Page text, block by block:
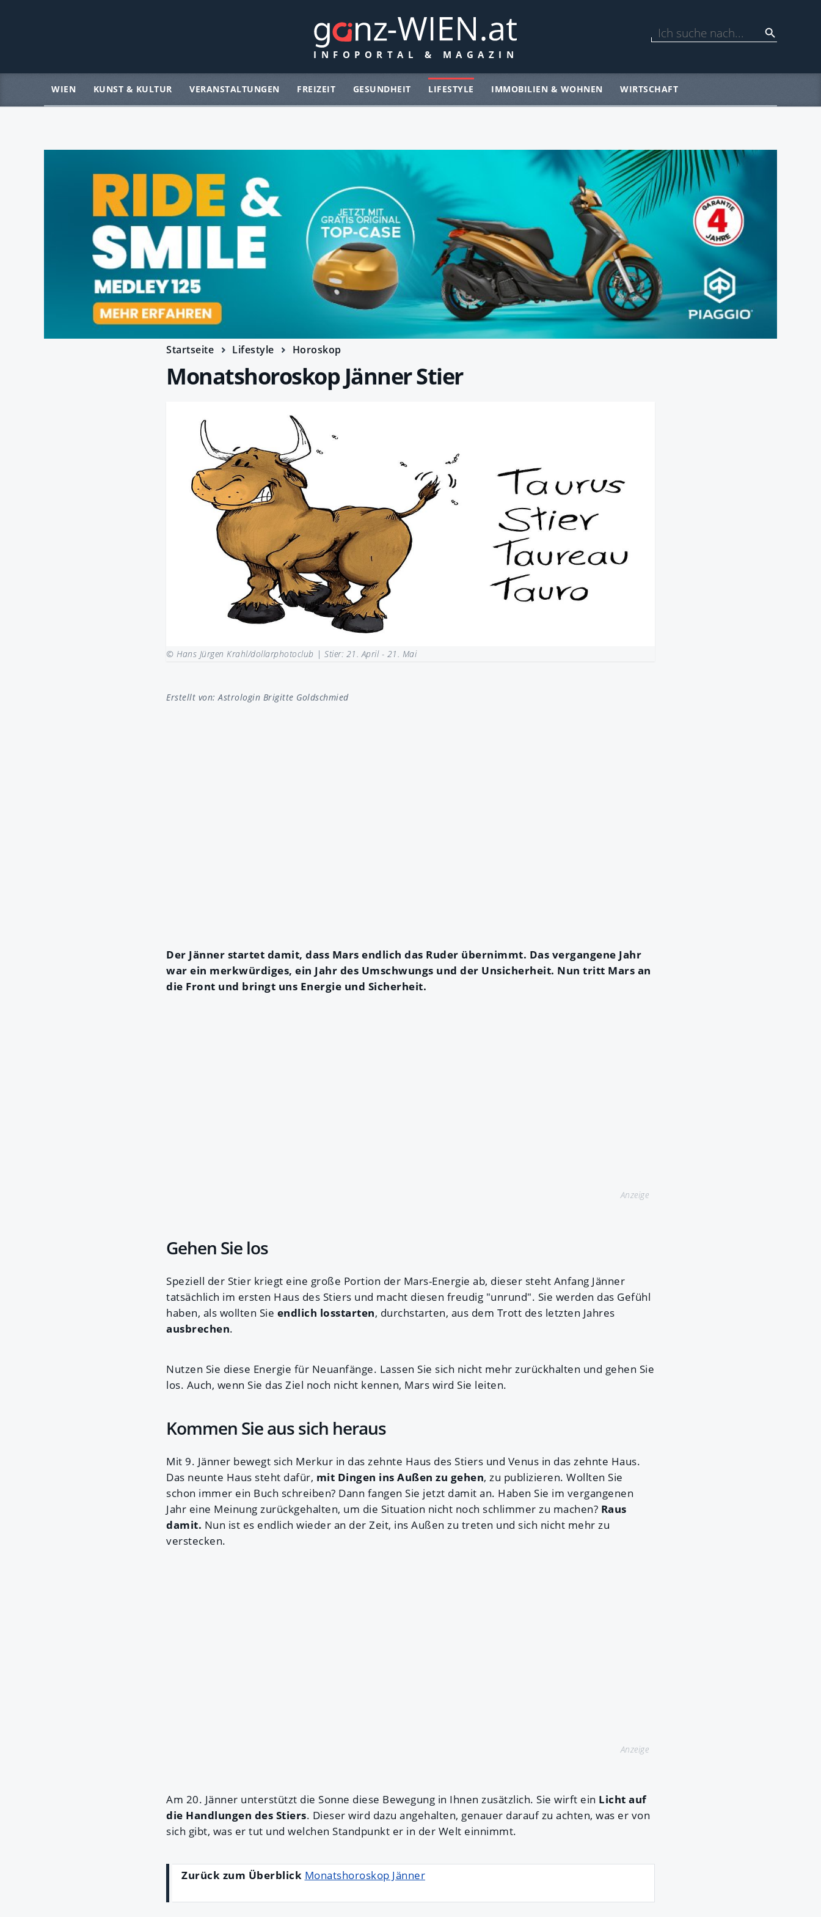
WIEN KUNST & KULTUR VERANSTALTUNGEN FREIZEIT GESUNDHEIT LIFESTYLE IMMOBILIEN & WOHNEN WIRTSCHAFT
Startseite Lifestyle Horoskop
Monatshoroskop Jänner Stier
© Hans Jürgen Krahl/dollarphotoclub | Stier: 21. April - 21. Mai
Erstellt von:Astrologin Brigitte Goldschmied
Der Jänner startet damit, dass Mars endlich das Ruder übernimmt. Das vergangene Jahr
war ein merkwürdiges, ein Jahr des Umschwungs und der Unsicherheit. Nun tritt Mars an
die Front und bringt uns Energie und Sicherheit.
Anzeige
Gehen Sie los
Speziell der Stier kriegt eine große Portion der Mars-Energie ab, dieser steht Anfang Jänner
tatsächlich im ersten Haus des Stiers und macht diesen freudig "unrund". Sie werden das Gefühl
haben, als wollten Sie endlich losstarten, durchstarten, aus dem Trott des letzten Jahres
ausbrechen.
Nutzen Sie diese Energie für Neuanfänge. Lassen Sie sich nicht mehr zurückhalten und gehen Sie
los. Auch, wenn Sie das Ziel noch nicht kennen, Mars wird Sie leiten.
Kommen Sie aus sich heraus
Mit 9. Jänner bewegt sich Merkur in das zehnte Haus des Stiers und Venus in das zehnte Haus.
Das neunte Haus steht dafür, mit Dingen ins Außen zu gehen, zu publizieren. Wollten Sie
schon immer ein Buch schreiben? Dann fangen Sie jetzt damit an. Haben Sie im vergangenen
Jahr eine Meinung zurückgehalten, um die Situation nicht noch schlimmer zu machen? Raus
damit. Nun ist es endlich wieder an der Zeit, ins Außen zu treten und sich nicht mehr zu
verstecken.
Anzeige
Am 20. Jänner unterstützt die Sonne diese Bewegung in Ihnen zusätzlich. Sie wirft ein Licht auf
die Handlungen des Stiers. Dieser wird dazu angehalten, genauer darauf zu achten, was er von
sich gibt, was er tut und welchen Standpunkt er in der Welt einnimmt.
Zurück zum Überblick Monatshoroskop Jänner